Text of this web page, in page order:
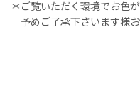
＊ご覧いただく環境でお色
予めご了承下さいます様お